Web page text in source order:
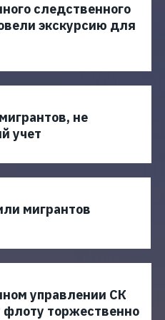
следственного
экскурсию для
не
учет
мигрантов
управлении СК
флоту торжественно